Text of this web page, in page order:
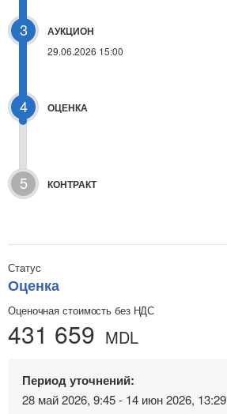
3 АУКЦИОН
29.06.2026 15:00
4 ОЦЕНКА
5 КОНТРАКТ
Статус
Оценка
Оценочная стоимость без НДС
431 659 MDL
Период уточнений:
28 май 2026, 9:45 - 14 июн 2026, 13:29